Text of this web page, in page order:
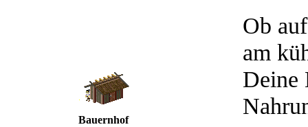
Bauernhof
Ob
am
Deine